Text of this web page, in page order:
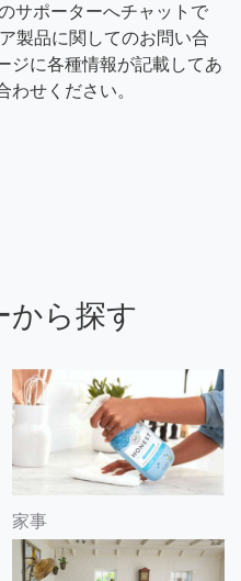
サポーターへチャットで
製品に関してのお問い合
ジに各種情報が記載してあ
わせください。
から探す
家事